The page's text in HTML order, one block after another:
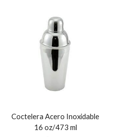
Coctelera Acero Inoxidable
16 oz/473 ml